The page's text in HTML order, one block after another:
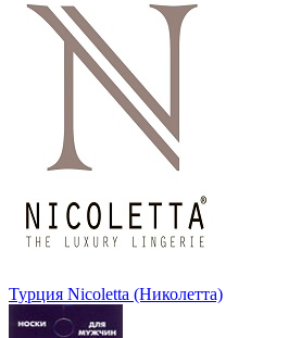
Турция Nicoletta (Николетта)